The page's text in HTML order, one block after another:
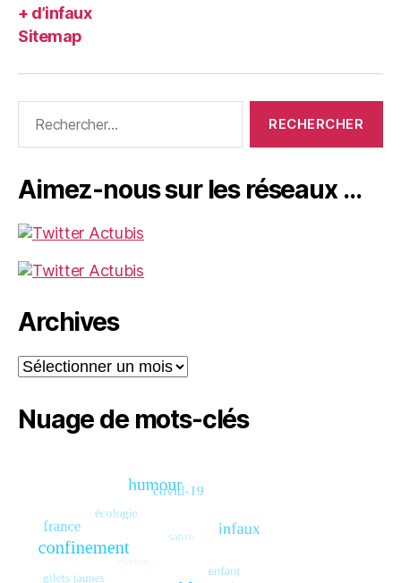
+ d’infaux
Sitemap
Aimez-nous sur les réseaux …
Archives
Archives
Nuage de mots-clés